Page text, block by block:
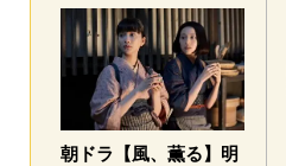
朝ドラ【風、薫る】明